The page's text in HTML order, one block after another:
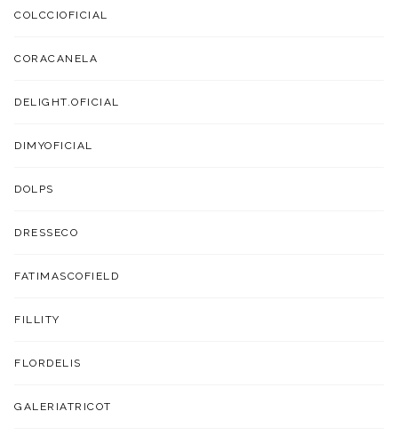
COLCCIOFICIAL
CORACANELA
DELIGHT.OFICIAL
DIMYOFICIAL
DOLPS
DRESSECO
FATIMASCOFIELD
FILLITY
FLORDELIS
GALERIATRICOT